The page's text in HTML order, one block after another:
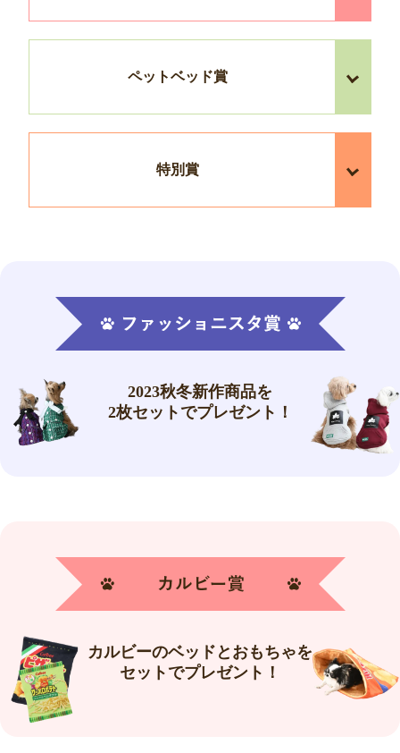
ペットベッド賞
特別賞
2023秋冬新作商品を
2枚セットでプレゼント！
カルビーのベッドとおもちゃを
セットでプレゼント！